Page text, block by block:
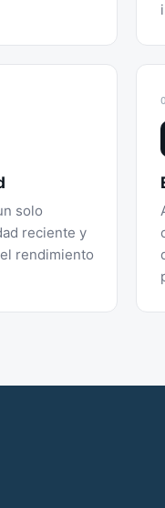
solo
reciente y
rendimiento